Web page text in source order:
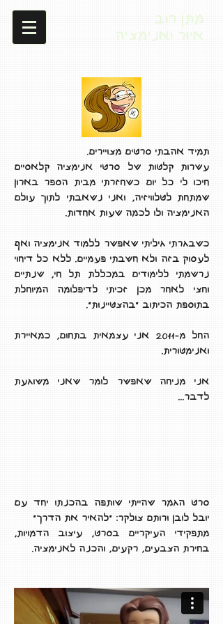
מתן רוב
איור ואנימציה
תמיד אהבתי סרטים מצויירים.
עשרות קלטות של סרטי אנימציה קלאסיים
חיכו לי כל יום כשחזרתי מבית הספר בארון
שמתחת לטלוויזיה, ואני נשאבתי לתוך עולם
האנימציה ולו לכמה שעות אחדות.
כשבגרתי גיליתי שאפשר ללמוד אנימציה ואף
לעסוק בזה ולא חשבתי פעמיים. ללא כל דיחוי
נרשמתי ללימודים במכללת תל חי, שנתיים
וחצי לאחר מכן זכיתי לדיפלומה המיוחלת
בתוספת הכיתוב "בהצטיינות".
החל מ-2011 אני עצמאית בתחום, כמאיירת
ואנימטורית.
אני מניחה שאפשר לומר שאני משוגעת
לדבר...
סרט הגמר שהייתי שותפה בהכנתו יחד עם
יובל לובן ורותם צולקר: "להאיר את הדרך"
מתפקידי העיקריים בסרט, עיצוב הדמויות,
בחירת הצבעים, רקעים, והכנה לאנימציה.